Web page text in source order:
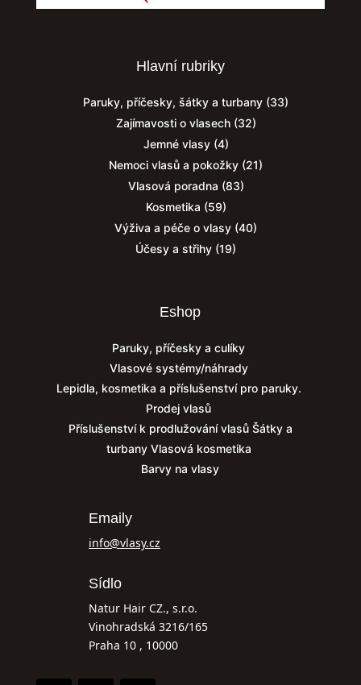
Hlavní rubriky
Paruky, příčesky, šátky a turbany (33)
Zajímavosti o vlasech(32)
Jemné vlasy(4)
Nemoci vlasů a pokožky (21)
Vlasová poradna (83)
Kosmetika (59)
Výživa a péče o vlasy (40)
Účesy a střihy (19)
Eshop
Paruky, příčesky a culíky
Vlasové systémy/náhrady
Lepidla, kosmetika a příslušenství pro paruky.
Prodej vlasů
Příslušenství k prodlužování vlasů Šátky a
turbany Vlasová kosmetika
Barvy na vlasy
Emaily
info@vlasy.cz
Sídlo
Natur Hair CZ., s.r.o.
Vinohradská 3216/165
Praha 10 , 10000